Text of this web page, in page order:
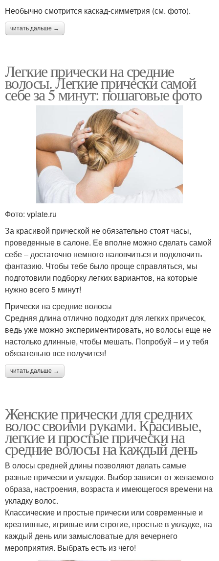
Необычно смотрится каскад-симметрия (см. фото).
читать дальше →
Легкие прически на средние
волосы. Легкие прически самой
себе за 5 минут: пошаговые фото
Фото: vplate.ru
За красивой прической не обязательно стоят часы,
проведенные в салоне. Ее вполне можно сделать самой
себе – достаточно немного наловчиться и подключить
фантазию. Чтобы тебе было проще справляться, мы
подготовили подборку легких вариантов, на которые
нужно всего 5 минут!
Прически на средние волосы
Средняя длина отлично подходит для легких причесок,
ведь уже можно экспериментировать, но волосы еще не
настолько длинные, чтобы мешать. Попробуй – и у тебя
обязательно все получится!
читать дальше →
Женские прически для средних
волос своими руками. Красивые,
легкие и простые прически на
средние волосы на каждый день
В олосы средней длины позволяют делать самые
разные прически и укладки. Выбор зависит от желаемого
образа, настроения, возраста и имеющегося времени на
укладку волос.
Классические и простые прически или современные и
креативные, игривые или строгие, простые в укладке, на
каждый день или замысловатые для вечернего
мероприятия. Выбрать есть из чего!